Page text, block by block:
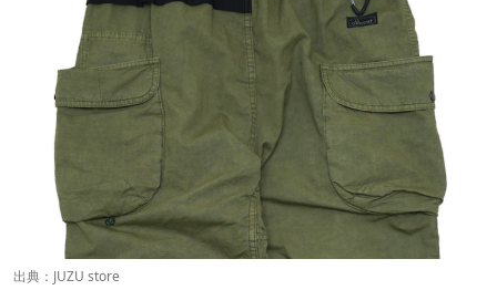
出典： JUZU store